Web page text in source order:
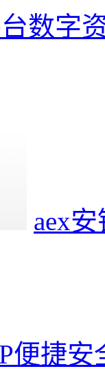
数字
aex
便捷